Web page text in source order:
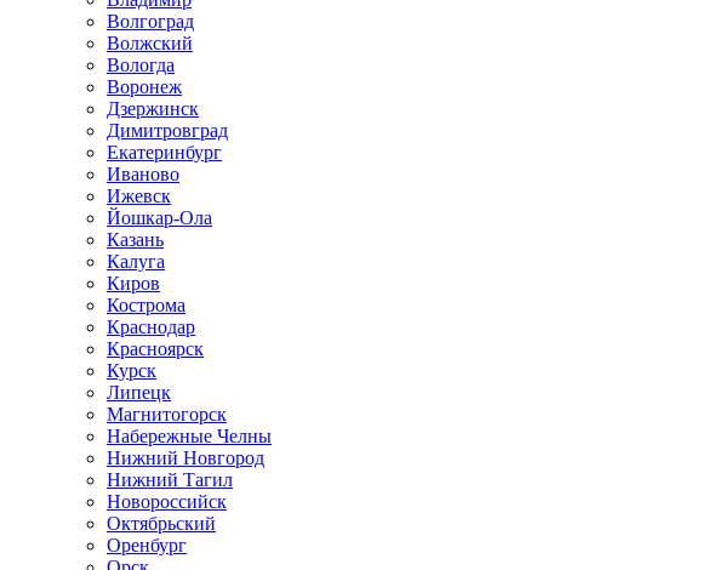
Волгоград
Волжский
Вологда
Воронеж
Дзержинск
Димитровград
Екатеринбург
Иваново
Ижевск
Йошкар-Ола
Казань
Калуга
Киров
Кострома
Краснодар
Красноярск
Курск
Липецк
Магнитогорск
Набережные Челны
Нижний Новгород
Нижний Тагил
Новороссийск
Октябрьский
Оренбург